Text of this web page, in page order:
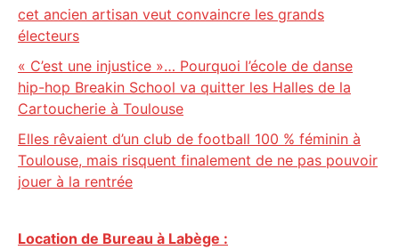
cet ancien artisan veut convaincre les grands
électeurs
« C’est une injustice »… Pourquoi l’école de danse
hip-hop Breakin School va quitter les Halles de la
Cartoucherie à Toulouse
Elles rêvaient d’un club de football 100 % féminin à
Toulouse, mais risquent finalement de ne pas pouvoir
jouer à la rentrée
Location de Bureau à Labège :